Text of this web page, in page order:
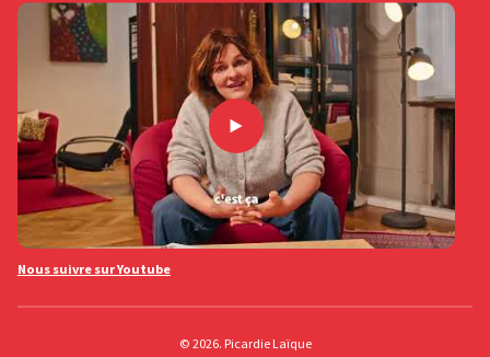
Nous suivre sur Youtube
© 2026. Picardie Laïque